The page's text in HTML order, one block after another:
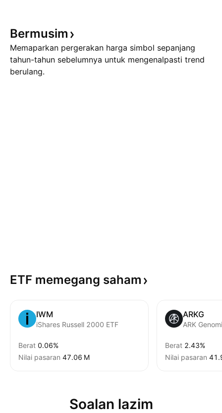
Bermusim
Memaparkan pergerakan harga simbol sepanjang
tahun-tahun sebelumnya untuk mengenalpasti trend
berulang.
ETF memegang saham
IWM
iShares Russell 2000 ETF
Berat 0.06%
Nilai pasaran ‪47.06 M‬
ARKG
ARK
Berat 2.43%
Nilai pasaran
Soalan lazim